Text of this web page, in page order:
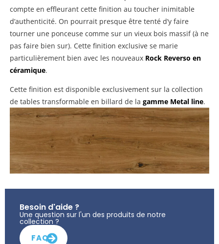
compte en effleurant cette finition au toucher inimitable
d’authenticité. On pourrait presque être tenté d’y faire
tourner une ponceuse comme sur un vieux bois massif (à ne
pas faire bien sur). Cette finition exclusive se marie
particulièrement bien avec les nouveaux Rock Reverso en
céramique.
Cette finition est disponible exclusivement sur la collection
de tables transformable en billard de la gamme Metal line.
Besoin d'aide ?
Une question sur l'un des produits de notre
collection ?
FAQ